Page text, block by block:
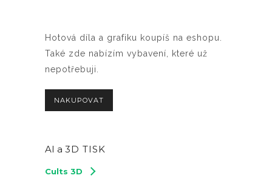
Hotová díla a grafiku koupíš na eshopu.
Také zde nabízím vybavení, které už
nepotřebuji.
NAKUPOVAT
AI a 3D TISK
Cults 3D